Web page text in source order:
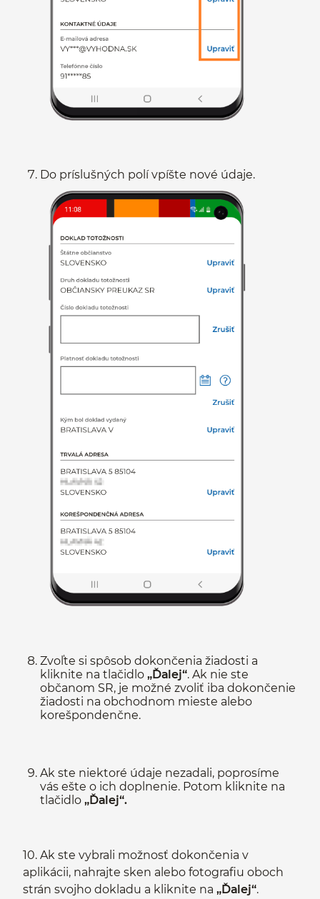
Do príslušných polí vpíšte nové údaje.
Zvoľte si spôsob dokončenia žiadosti a
kliknite na tlačidlo „Ďalej“. Ak nie ste
občanom SR, je možné zvoliť iba dokončenie
žiadosti na obchodnom mieste alebo
korešpondenčne.
Ak ste niektoré údaje nezadali, poprosíme
vás ešte o ich doplnenie. Potom kliknite na
tlačidlo „Ďalej“.
10. Ak ste vybrali možnosť dokončenia v
aplikácii, nahrajte sken alebo fotografiu oboch
strán svojho dokladu a kliknite na „Ďalej“.